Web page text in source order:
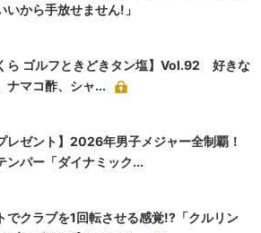
いから手放せません!」
ら ゴルフときどきタン塩】Vol.92 好きな
ナマコ酢、シャ...
レゼント】2026年男子メジャー全制覇！
ンパー「ダイナミック...
でクラブを1回転させる感覚!?「クルリン